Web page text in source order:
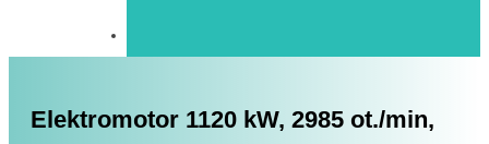
Elektromotor 1120 kW, 2985 ot./min,